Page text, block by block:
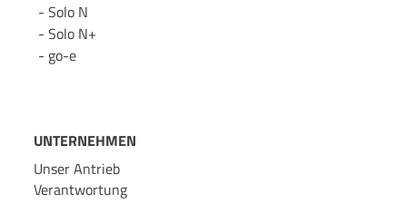
Solo N
Solo N+
go-e
UNTERNEHMEN
Unser Antrieb
Verantwortung